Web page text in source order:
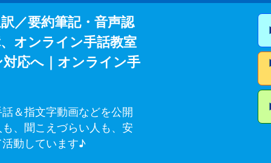
／要約筆記・音声認
オンライン手話教室
応へ｜オンライン手
＆指文字動画などを公開
、聞こえづらい人も、安
動しています♪